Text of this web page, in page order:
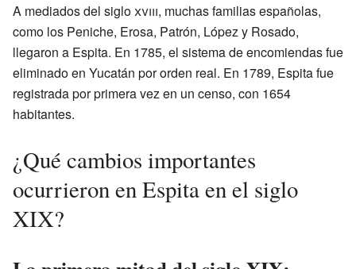
A mediados del sigloxviii, muchas familias españolas,
como los Peniche, Erosa, Patrón, López y Rosado,
llegaron a Espita. En 1785, el sistema de encomiendas fue
eliminado en Yucatán por orden real. En 1789, Espita fue
registrada por primera vez en un censo, con 1654
habitantes.
¿Qué cambios importantes
ocurrieron en Espita en el siglo
XIX?